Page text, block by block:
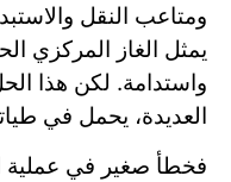
ومتاعب النقل
يمثل الغاز المركزي
واستدامة. لكن هذا
العديدة، يحمل في
فخطأ صغير في عملية